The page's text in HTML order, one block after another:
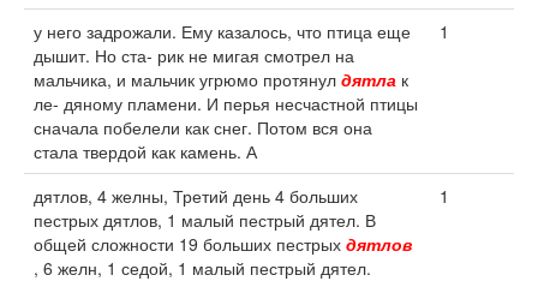
у него задрожали. Ему казалось, что птица еще
дышит. Но ста- рик не мигая смотрел на
мальчика, и мальчик угрюмо протянул дятла к
ле- дяному пламени. И перья несчастной птицы
сначала побелели как снег. Потом вся она
стала твердой как камень. А
1
дятлов, 4 желны, Третий день 4 больших
пестрых дятлов, 1 малый пестрый дятел. В
общей сложности 19 больших пестрых дятлов
, 6 желн, 1 седой, 1 малый пестрый дятел.
1